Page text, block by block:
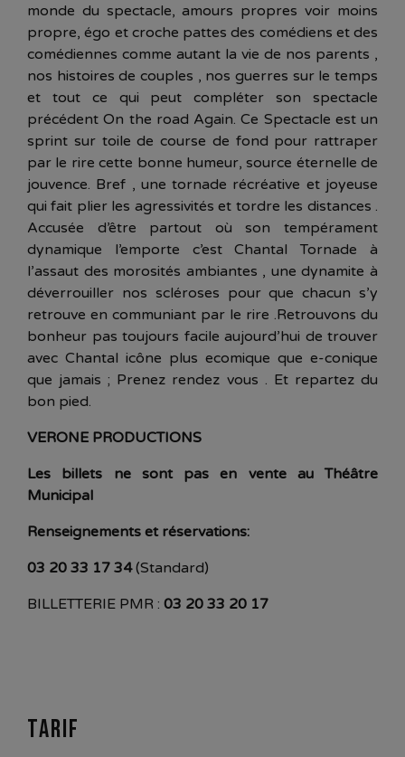
monde du spectacle, amours propres voir moins
propre, égo et croche pattes des comédiens et des
comédiennes comme autant la vie de nos parents ,
nos histoires de couples , nos guerres sur le temps
et tout ce qui peut compléter son spectacle
précédent On the road Again. Ce Spectacle est un
sprint sur toile de course de fond pour rattraper
par le rire cette bonne humeur, source éternelle de
jouvence. Bref , une tornade récréative et joyeuse
qui fait plier les agressivités et tordre les distances .
Accusée d’être partout où son tempérament
dynamique l’emporte c’est Chantal Tornade à
l’assaut des morosités ambiantes , une dynamite à
déverrouiller nos scléroses pour que chacun s’y
retrouve en communiant par le rire .Retrouvons du
bonheur pas toujours facile aujourd’hui de trouver
avec Chantal icône plus ecomique que e-conique
que jamais ; Prenez rendez vous . Et repartez du
bon pied.
VERONE PRODUCTIONS
Les billets ne sont pas en vente au Théâtre
Municipal
Renseignements et réservations:
03 20 33 17 34(Standard)
BILLETTERIE PMR : 03 20 33 20 17
Tarif